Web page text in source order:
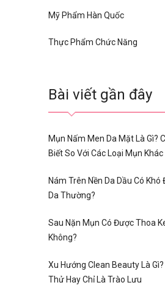
Mỹ Phẩm Hàn Quốc
Thực Phẩm Chức Năng
Bài viết gần đây
Mụn Nấm Men Da Mặt Là Gì?
Biết So Với Các Loại Mụn Khác
Nám Trên Nền Da Dầu Có Khó
Da Thường?
Sau Nặn Mụn Có Được Thoa
Không?
Xu Hướng Clean Beauty Là
Thử Hay Chỉ Là Trào Lưu